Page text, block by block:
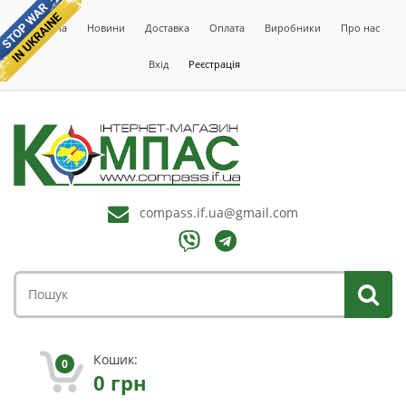
Головна Новини Доставка Оплата Виробники Про нас
Вхід Реєстрація
compass.if.ua@gmail.com
0 Кошик:
0 грн